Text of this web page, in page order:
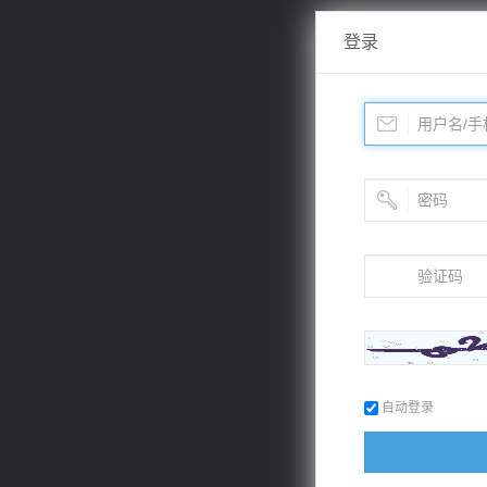
登录
自动登录